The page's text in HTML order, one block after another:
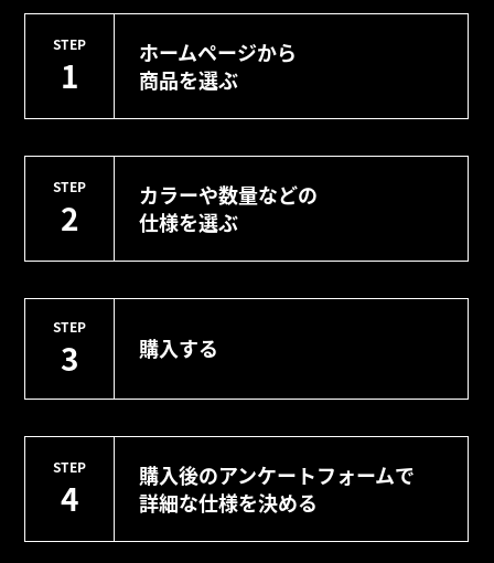
STEP
1
ホームページから
商品を選ぶ
STEP
2
カラーや数量などの
仕様を選ぶ
STEP
3 購入する
STEP
4
購入後のアンケートフォームで
詳細な仕様を決める